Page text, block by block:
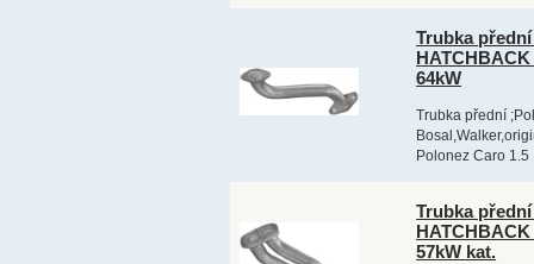
Trubka
HATCHBACK
64kW
Trubka přední
Polonez Caro 1.5
Trubka
HATCHBACK
57kW kat.